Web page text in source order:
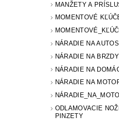
MANŽETY A
MOMENTOVÉ
NÁRADIE NA
NÁRADIE NA
NÁRADIE NA
NÁRADIE NA
ODLAMOVACIE
PINZETY